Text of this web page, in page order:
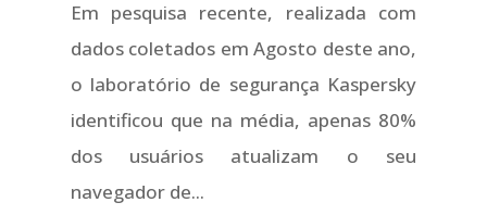
Em pesquisa recente, realizada com
dados coletados em Agosto deste ano,
o laboratório de segurança Kaspersky
identificou que na média, apenas 80%
dos usuários atualizam o seu
navegador de...